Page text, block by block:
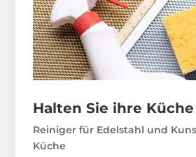
Halten Sie ihre
Reiniger für Edelstahl und
Küche